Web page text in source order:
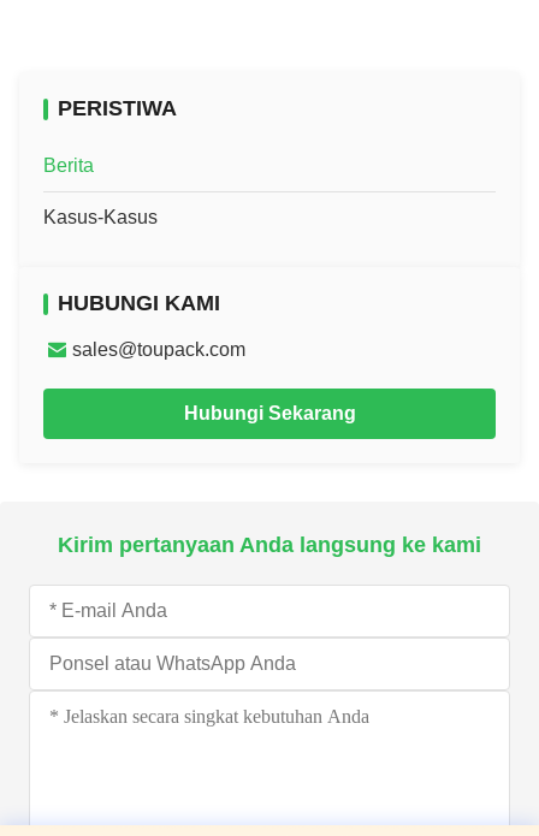
PERISTIWA
Berita
Kasus-Kasus
HUBUNGI KAMI
sales@toupack.com
Hubungi Sekarang
Kirim pertanyaan Anda langsung ke kami